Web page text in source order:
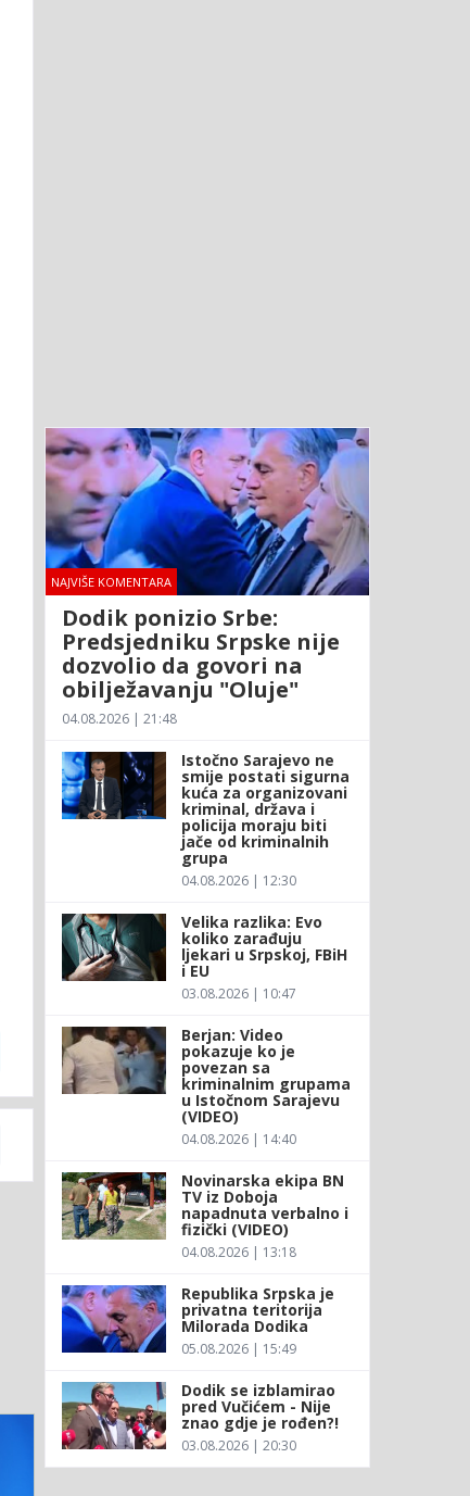
NAJVIŠE KOMENTARA
Dodik ponizio Srbe:
Predsjedniku Srpske nije
dozvolio da govori na
obilježavanju "Oluje"
04.08.2026 | 21:48
Istočno Sarajevo ne
smije postati sigurna
kuća za organizovani
kriminal, država i
policija moraju biti
jače od kriminalnih
grupa
04.08.2026 | 12:30
Velika razlika: Evo
koliko zarađuju
ljekari u Srpskoj, FBiH
i EU
03.08.2026 | 10:47
Berjan: Video
pokazuje ko je
povezan sa
kriminalnim grupama
u Istočnom Sarajevu
(VIDEO)
04.08.2026 | 14:40
Novinarska ekipa BN
TV iz Doboja
napadnuta verbalno i
fizički (VIDEO)
04.08.2026 | 13:18
Republika Srpska je
privatna teritorija
Milorada Dodika
05.08.2026 | 15:49
Dodik se izblamirao
pred Vučićem - Nije
znao gdje je rođen?!
03.08.2026 | 20:30